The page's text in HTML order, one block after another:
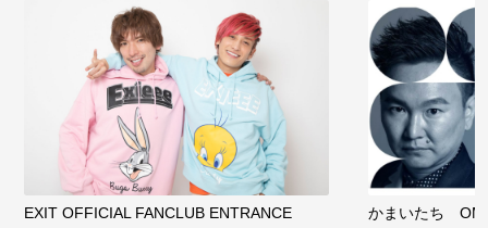
EXIT OFFICIAL FANCLUB ENTRANCE かまいたち